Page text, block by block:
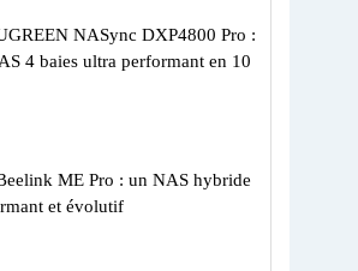
NASync DXP4800 Pro :
4 baies ultra performant en 10
ME Pro : un NAS hybride
et évolutif